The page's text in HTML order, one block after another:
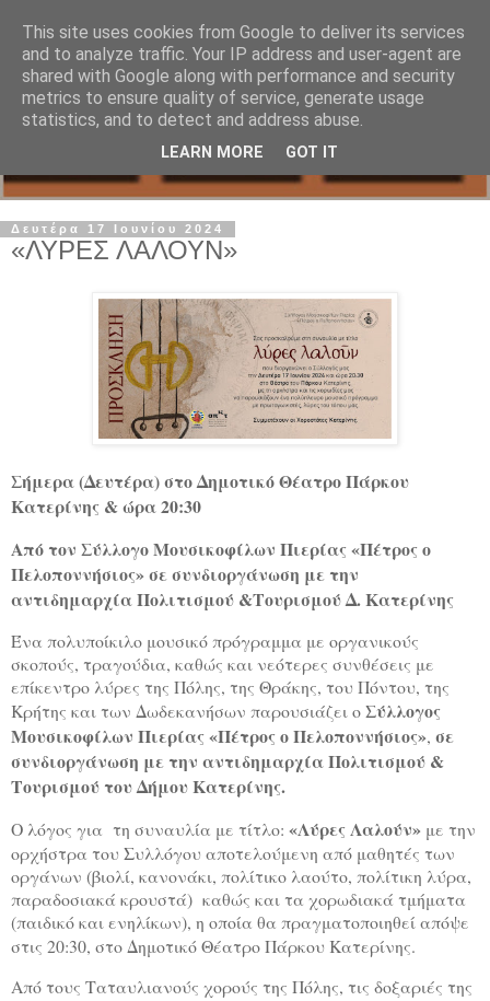
Δευτέρα 17 Ιουνίου 2024
«ΛΥΡΕΣ ΛΑΛΟΥΝ»
Σήμερα (Δευτέρα) στο Δημοτικό Θέατρο Πάρκου
Κατερίνης & ώρα 20:30
Από τον Σύλλογο Μουσικοφίλων Πιερίας «Πέτρος ο
Πελοποννήσιος» σε συνδιοργάνωση με την
αντιδημαρχία Πολιτισμού &Τουρισμού Δ. Κατερίνης
Ένα πολυποίκιλο μουσικό πρόγραμμα με οργανικούς
σκοπούς, τραγούδια, καθώς και νεότερες συνθέσεις με
επίκεντρο λύρες της Πόλης, της Θράκης, του Πόντου, της
Κρήτης και των Δωδεκανήσων παρουσιάζει οΣύλλογος
Μουσικοφίλων Πιερίας «Πέτρος ο Πελοποννήσιος», σε
συνδιοργάνωση με την αντιδημαρχία Πολιτισμού &
Τουρισμού του Δήμου Κατερίνης.
Ο λόγος για τη συναυλία με τίτλο: «Λύρες Λαλούν» με την
ορχήστρα του Συλλόγου αποτελούμενη από μαθητές των
οργάνων (βιολί, κανονάκι, πολίτικο λαούτο, πολίτικη λύρα,
παραδοσιακά κρουστά) καθώς και τα χορωδιακά τμήματα
(παιδικό και ενηλίκων), η οποία θα πραγματοποιηθεί απόψε
στις 20:30, στο Δημοτικό Θέατρο Πάρκου Κατερίνης.
Από τους Ταταυλιανούς χορούς της Πόλης, τις δοξαριές της
This site uses cookies from Google to deliver its services
and to analyze traffic. Your IP address and user-agent are
shared with Google along with performance and security
metrics to ensure quality of service, generate usage
statistics, and to detect and address abuse.
LEARN MORE GOT IT